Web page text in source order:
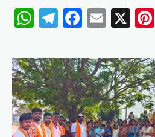
WhatsApp
Telegram
Facebook
Email
X